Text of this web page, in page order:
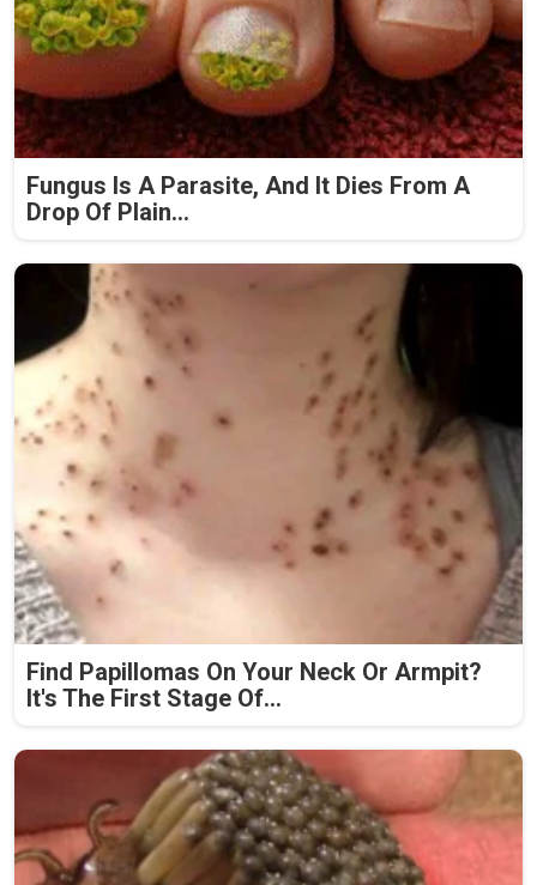
Fungus Is A Parasite, And It Dies From A
Drop Of Plain...
Find Papillomas On Your Neck Or Armpit?
It's The First Stage Of...